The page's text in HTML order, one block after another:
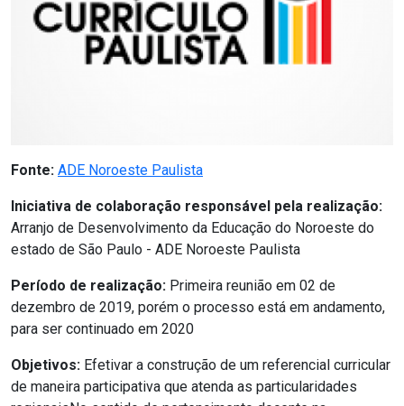
Fonte: ADE Noroeste Paulista
Iniciativa de colaboração responsável pela realização:
Arranjo de Desenvolvimento da Educação do Noroeste do
estado de São Paulo - ADE Noroeste Paulista
Período de realização: Primeira reunião em 02 de
dezembro de 2019, porém o processo está em andamento,
para ser continuado em 2020
Objetivos: Efetivar a construção de um referencial curricular
de maneira participativa que atenda as particularidades